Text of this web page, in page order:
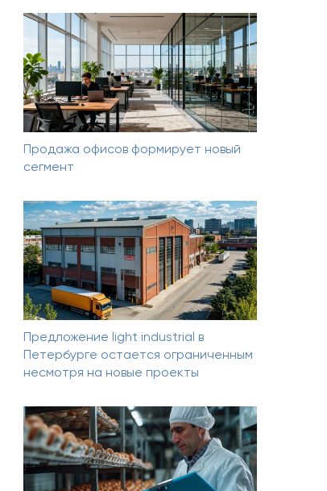
Продажа офисов формирует новый
сегмент
Предложение light industrial в
Петербурге остается ограниченным
несмотря на новые проекты